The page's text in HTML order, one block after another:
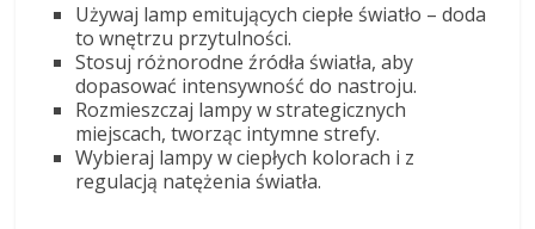
Używaj lamp emitujących ciepłe światło – doda
to wnętrzu przytulności.
Stosuj różnorodne źródła światła, aby
dopasować intensywność do nastroju.
Rozmieszczaj lampy w strategicznych
miejscach, tworząc intymne strefy.
Wybieraj lampy w ciepłych kolorach i z
regulacją natężenia światła.